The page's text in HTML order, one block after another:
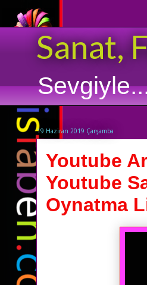
Sanat,
19 Haziran 2019 Çarşamba
Youtube
Youtube
Oynatma